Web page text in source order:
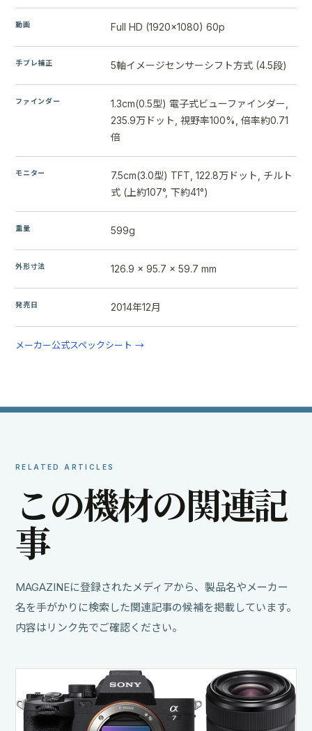
動画 Full HD (1920x1080) 60p
手ブレ補正 5軸イメージセンサーシフト方式 (4.5段)
ファインダー
1.3cm(0.5型) 電子式ビューファインダー,
235.9万ドット, 視野率100%, 倍率約0.71
倍
モニター
7.5cm(3.0型) TFT, 122.8万ドット, チルト
式 (上約107°, 下約41°)
重量 599g
外形寸法 126.9 x 95.7 x 59.7 mm
発売日 2014年12月
メーカー公式スペックシート →
RELATED ARTICLES
この機材の関連記
事
MAGAZINEに登録されたメディアから、製品名やメーカー
名を手がかりに検索した関連記事の候補を掲載しています。
内容はリンク先でご確認ください。